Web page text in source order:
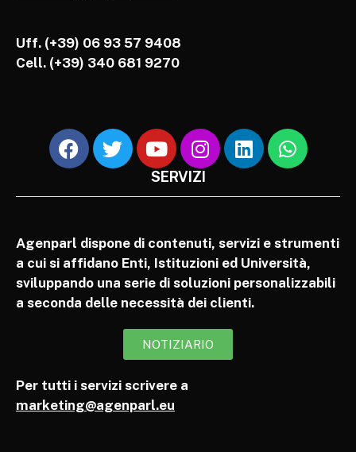
Uff. (+39) 06 93 57 9408
Cell. (+39) 340 681 9270
SERVIZI
Agenparl dispone di contenuti, servizi e strumenti
a cui si affidano Enti, Istituzioni ed Università,
sviluppando una serie di soluzioni personalizzabili
a seconda delle necessità dei clienti.
NOTIZIARIO
Per tutti i servizi scrivere a
marketing@agenparl.eu